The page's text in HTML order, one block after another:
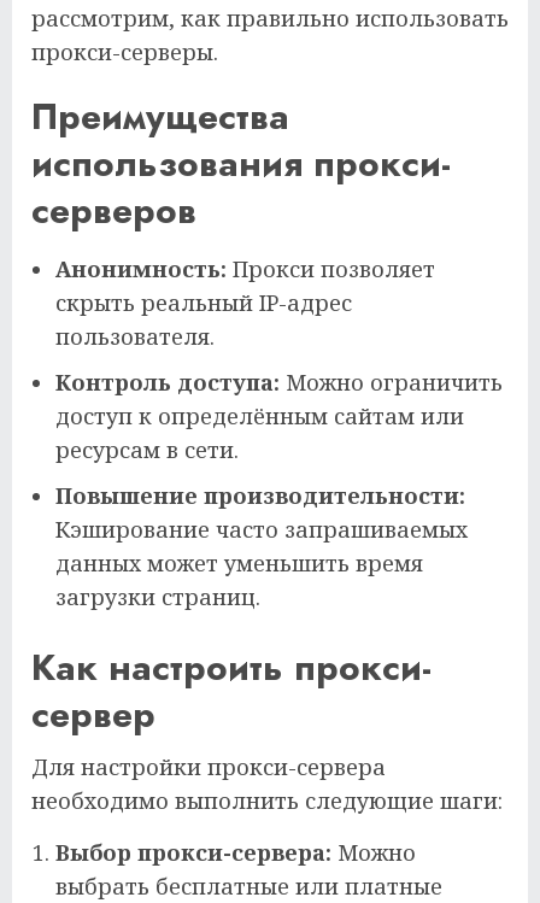
рассмотрим, как правильно использовать
прокси-серверы.
Преимущества
использования прокси-
серверов
Анонимность: Прокси позволяет
скрыть реальный IP-адрес
пользователя.
Контроль доступа: Можно ограничить
доступ к определённым сайтам или
ресурсам в сети.
Повышение производительности:
Кэширование часто запрашиваемых
данных может уменьшить время
загрузки страниц.
Как настроить прокси-
сервер
Для настройки прокси-сервера
необходимо выполнить следующие шаги:
Выбор прокси-сервера: Можно
выбрать бесплатные или платные